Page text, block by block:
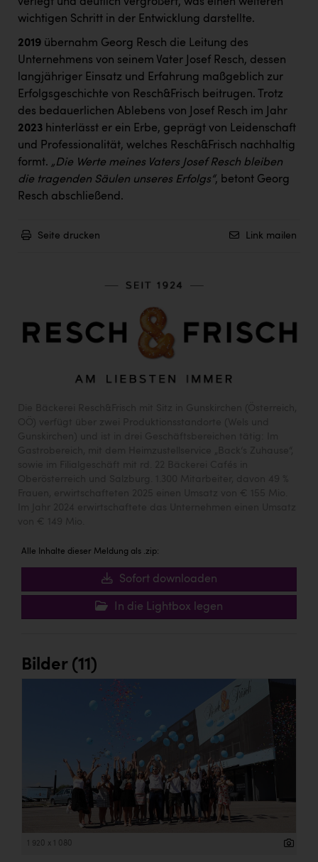
wichtigen Schritt in der Entwicklung darstellte.
2019 übernahm Georg Resch die Leitung des
Unternehmens von seinem Vater Josef Resch, dessen
langjähriger Einsatz und Erfahrung maßgeblich zur
Erfolgsgeschichte von Resch&Frisch beitrugen. Trotz
des bedauerlichen Ablebens von Josef Resch im Jahr
2023 hinterlässt er ein Erbe, geprägt von Leidenschaft
und Professionalität, welches Resch&Frisch nachhaltig
formt. „Die Werte meines Vaters Josef Resch bleiben
die tragenden Säulen unseres Erfolgs“, betont Georg
Resch abschließend.
Seite drucken Link mailen
Alle Inhalte dieser Meldung als .zip:
Sofort downloaden
In die Lightbox legen
Bilder (11)
1 920 x 1 080